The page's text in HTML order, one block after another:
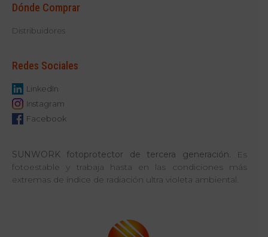
Dónde Comprar
Distribuidores
Redes Sociales
LinkedIn
Instagram
Facebook
SUNWORK fotoprotector de tercera generación. Es
fotoestable y trabaja hasta en las condiciones más
extremas de índice de radiación ultra violeta ambiental.